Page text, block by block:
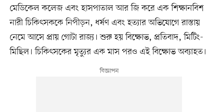
মেডিকেল কলেজ এবং হাসপাতাল আর জি করে এক শিক্ষানবিশ
নারী চিকিৎসককে নিপীড়ন, ধর্ষণ এবং হত্যার অভিযোগে রাস্তায়
নেমে আসে প্রায় গোটা রাজ্য। শুরু হয় বিক্ষোভ, প্রতিবাদ, মিটিং-
মিছিল। চিকিৎসকের মৃত্যুর এক মাস পরও এই বিক্ষোভ অব্যাহত।